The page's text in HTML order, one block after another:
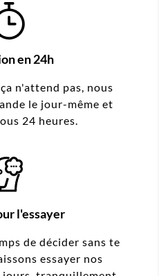
en 24h
n'attend pas, nous
le jour-même et
24 heures.
l'essayer
de décider sans te
essayer nos